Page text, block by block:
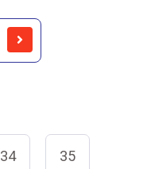
34 35